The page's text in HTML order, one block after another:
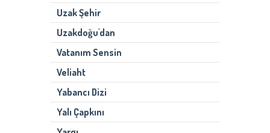
Uzak Şehir
Uzakdoğu'dan
Vatanım Sensin
Veliaht
Yabancı Dizi
Yalı Çapkını